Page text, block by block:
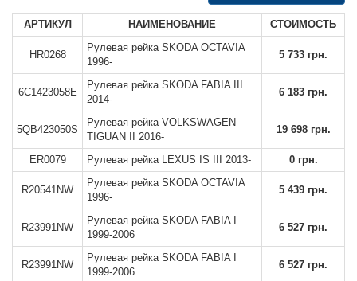
АРТИКУЛ НАИМЕНОВАНИЕ СТОИМОСТЬ
HR0268
Рулевая рейка SKODA OCTAVIA
1996-
5 733 грн.
6C1423058E
Рулевая рейка SKODA FABIA III
2014-
6 183 грн.
5QB423050S
Рулевая рейка VOLKSWAGEN
TIGUAN II 2016-
19 698 грн.
ER0079 Рулевая рейка LEXUS IS III 2013- 0 грн.
R20541NW
Рулевая рейка SKODA OCTAVIA
1996-
5 439 грн.
R23991NW
Рулевая рейка SKODA FABIA I
1999-2006
6 527 грн.
R23991NW
Рулевая рейка SKODA FABIA I
1999-2006
6 527 грн.